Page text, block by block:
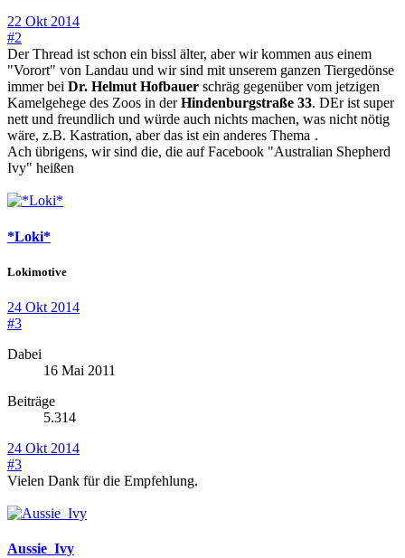
22 Okt 2014
#2
Der Thread ist schon ein bissl älter, aber wir kommen aus einem
"Vorort" von Landau und wir sind mit unserem ganzen Tiergedönse
immer bei Dr. Helmut Hofbauer schräg gegenüber vom jetzigen
Kamelgehege des Zoos in derHindenburgstraße 33. DEr ist super
nett und freundlich und würde auch nichts machen, was nicht nötig
wäre, z.B. Kastration, aber das ist ein anderes Thema .
Ach übrigens, wir sind die, die auf Facebook "Australian Shepherd
Ivy" heißen
*Loki*
Lokimotive
24 Okt 2014
#3
Dabei
16 Mai 2011
Beiträge
5.314
24 Okt 2014
#3
Vielen Dank für die Empfehlung.
Aussie_Ivy